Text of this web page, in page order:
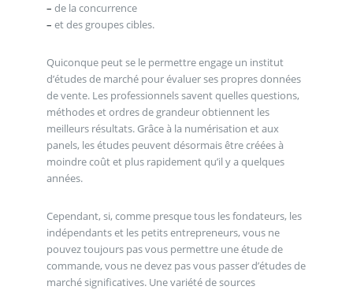
– de la concurrence
– et des groupes cibles.
Quiconque peut se le permettre engage un institut
d’études de marché pour évaluer ses propres données
de vente. Les professionnels savent quelles questions,
méthodes et ordres de grandeur obtiennent les
meilleurs résultats. Grâce à la numérisation et aux
panels, les études peuvent désormais être créées à
moindre coût et plus rapidement qu’il y a quelques
années.
Cependant, si, comme presque tous les fondateurs, les
indépendants et les petits entrepreneurs, vous ne
pouvez toujours pas vous permettre une étude de
commande, vous ne devez pas vous passer d’études de
marché significatives. Une variété de sources